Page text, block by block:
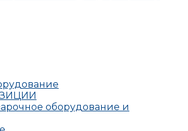
оборудование и